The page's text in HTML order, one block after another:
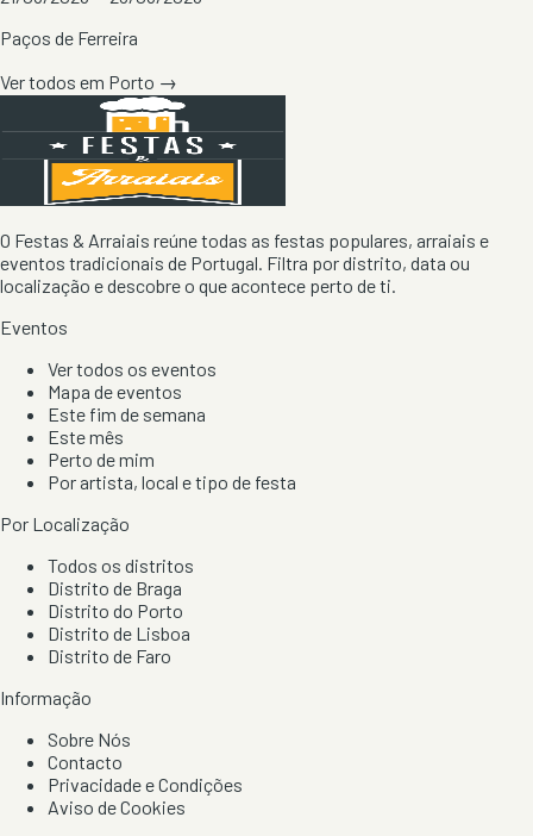
Paços de Ferreira
Ver todos em Porto →
O Festas & Arraiais reúne todas as festas populares, arraiais e
eventos tradicionais de Portugal. Filtra por distrito, data ou
localização e descobre o que acontece perto de ti.
Eventos
Ver todos os eventos
Mapa de eventos
Este fim de semana
Este mês
Perto de mim
Por artista, local e tipo de festa
Por Localização
Todos os distritos
Distrito de Braga
Distrito do Porto
Distrito de Lisboa
Distrito de Faro
Informação
Sobre Nós
Contacto
Privacidade e Condições
Aviso de Cookies